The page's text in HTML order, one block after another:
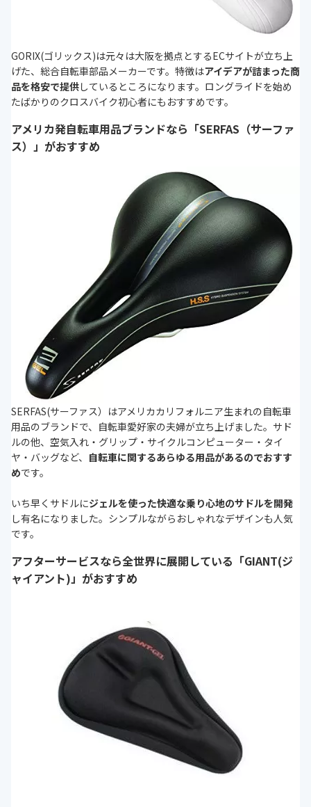
GORIX(ゴリックス)は元々は大阪を拠点とするECサイトが立ち上
げた、総合自転車部品メーカーです。特徴はアイデアが詰まった商
品を格安で提供しているところになります。ロングライドを始め
たばかりのクロスバイク初心者にもおすすめです。
アメリカ発自転車用品ブランドなら「SERFAS（サーファ
ス）」がおすすめ
SERFAS(サーファス）はアメリカカリフォルニア生まれの自転車
用品のブランドで、自転車愛好家の夫婦が立ち上げました。サド
ルの他、空気入れ・グリップ・サイクルコンピューター・タイ
ヤ・バッグなど、 自転車に関するあらゆる用品があるのでおすす
めです。
いち早くサドルにジェルを使った快適な乗り心地のサドルを開発
し有名になりました。シンプルながらおしゃれなデザインも人気
です。
アフターサービスなら全世界に展開している「GIANT(ジ
ャイアント)」がおすすめ